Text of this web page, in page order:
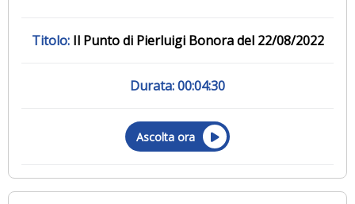
Il Punto di Pierluigi Bonora del 22/08/2022
00:04:30
Ascolta ora